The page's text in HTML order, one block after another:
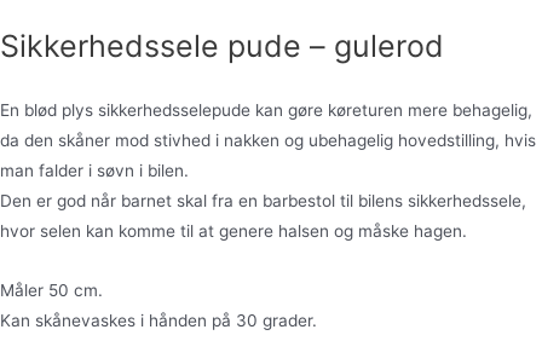
Sikkerhedssele pude – gulerod
En blød plys sikkerhedsselepude kan gøre køreturen mere behagelig,
da den skåner mod stivhed i nakken og ubehagelig hovedstilling, hvis
man falder i søvn i bilen.
Den er god når barnet skal fra en barbestol til bilens sikkerhedssele,
hvor selen kan komme til at genere halsen og måske hagen.
Måler 50 cm.
Kan skånevaskes i hånden på 30 grader.